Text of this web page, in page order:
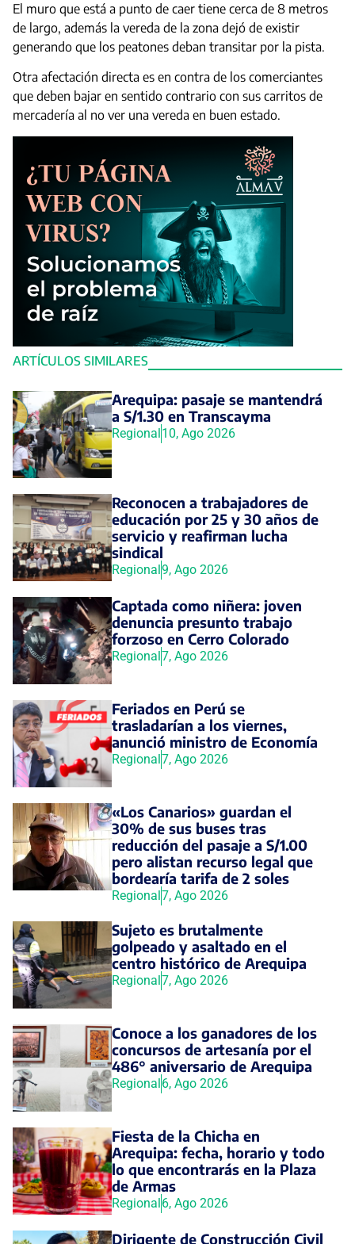
ARTÍCULOS SIMILARES
Arequipa: pasaje se mantendrá
a S/1.30 en Transcayma
Regional10, Ago 2026
Reconocen a trabajadores de
educación por 25 y 30 años de
servicio y reafirman lucha
sindical
Regional9, Ago 2026
Captada como niñera: joven
denuncia presunto trabajo
forzoso en Cerro Colorado
Regional7, Ago 2026
Feriados en Perú se
trasladarían a los viernes,
anunció ministro de Economía
Regional7, Ago 2026
«Los Canarios» guardan el
30% de sus buses tras
reducción del pasaje a S/1.00
pero alistan recurso legal que
bordearía tarifa de 2 soles
Regional7, Ago 2026
Sujeto es brutalmente
golpeado y asaltado en el
centro histórico de Arequipa
Regional7, Ago 2026
Conoce a los ganadores de los
concursos de artesanía por el
486° aniversario de Arequipa
Regional6, Ago 2026
Fiesta de la Chicha en
Arequipa: fecha, horario y todo
lo que encontrarás en la Plaza
de Armas
Regional6, Ago 2026
Dirigente de Construcción Civil
El muro que está a punto de caer tiene cerca de 8 metros
de largo, además la vereda de la zona dejó de existir
generando que los peatones deban transitar por la pista.
Otra afectación directa es en contra de los comerciantes
que deben bajar en sentido contrario con sus carritos de
mercadería al no ver una vereda en buen estado.